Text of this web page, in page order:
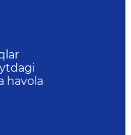
havola